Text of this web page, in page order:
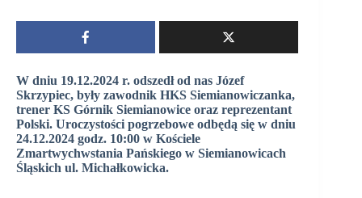
W dniu 19.12.2024 r. odszedł od nas Józef
Skrzypiec, były zawodnik HKS Siemianowiczanka,
trener KS Górnik Siemianowice oraz reprezentant
Polski. Uroczystości pogrzebowe odbędą się w dniu
24.12.2024 godz. 10:00 w Kościele
Zmartwychwstania Pańskiego w Siemianowicach
Śląskich ul. Michałkowicka.